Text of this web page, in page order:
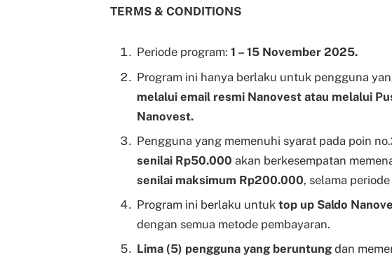
TERMS & CONDITIONS
Periode program: 1 – 15 November 2025.
Program ini hanya berlaku untuk pengguna
melalui email resmi Nanovest atau melalui
Nanovest.
Pengguna yang memenuhi syarat pada poin
senilai Rp50.000 akan berkesempatan
senilai maksimum Rp200.000, selama
Program ini berlaku untuk top up Saldo
dengan semua metode pembayaran.
Lima (5) pengguna yang beruntung dan